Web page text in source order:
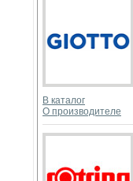
В каталог
О производителе